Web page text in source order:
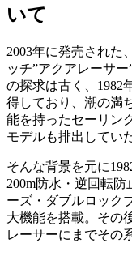
いて
2003年に発売された
ッチ”アクアレーサ
の探求は古く、1982
得しており、潮の満
能を持ったセーリン
モデルも排出してい
そんな背景を元に
200m防水・逆回転
ーズ・ダブルロック
大機能を搭載。その
レーサーにまでその